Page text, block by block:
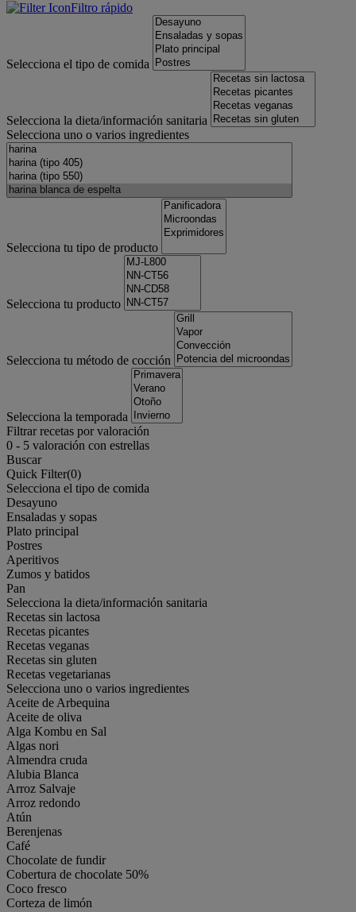
Filtro rápido
Selecciona el tipo de comida
Selecciona la dieta/información sanitaria
Selecciona uno o varios ingredientes
Selecciona tu tipo de producto
Selecciona tu producto
Selecciona tu método de cocción
Selecciona la temporada
Filtrar recetas por valoración
0 - 5 valoración con estrellas
Buscar
Quick Filter(0)
Selecciona el tipo de comida
Desayuno
Ensaladas y sopas
Plato principal
Postres
Aperitivos
Zumos y batidos
Pan
Selecciona la dieta/información sanitaria
Recetas sin lactosa
Recetas picantes
Recetas veganas
Recetas sin gluten
Recetas vegetarianas
Selecciona uno o varios ingredientes
Aceite de Arbequina
Aceite de oliva
Alga Kombu en Sal
Algas nori
Almendra cruda
Alubia Blanca
Arroz Salvaje
Arroz redondo
Atún
Berenjenas
Café
Chocolate de fundir
Cobertura de chocolate 50%
Coco fresco
Corteza de limón